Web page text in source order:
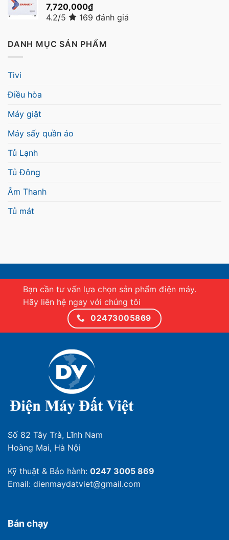
7,720,000₫
4.2/5
169 đánh giá
DANH MỤC SẢN PHẨM
Tivi
Điều hòa
Máy giặt
Máy sấy quần áo
Tủ Lạnh
Tủ Đông
Âm Thanh
Tủ mát
Bạn cần tư vấn lựa chọn sản phẩm điện máy.
Hãy liên hệ ngay với chúng tôi
02473005869
Số 82 Tây Trà, Lĩnh Nam
Hoàng Mai, Hà Nội
Kỹ thuật & Bảo hành: 0247 3005 869
Email: dienmaydatviet@gmail.com
Bán chạy